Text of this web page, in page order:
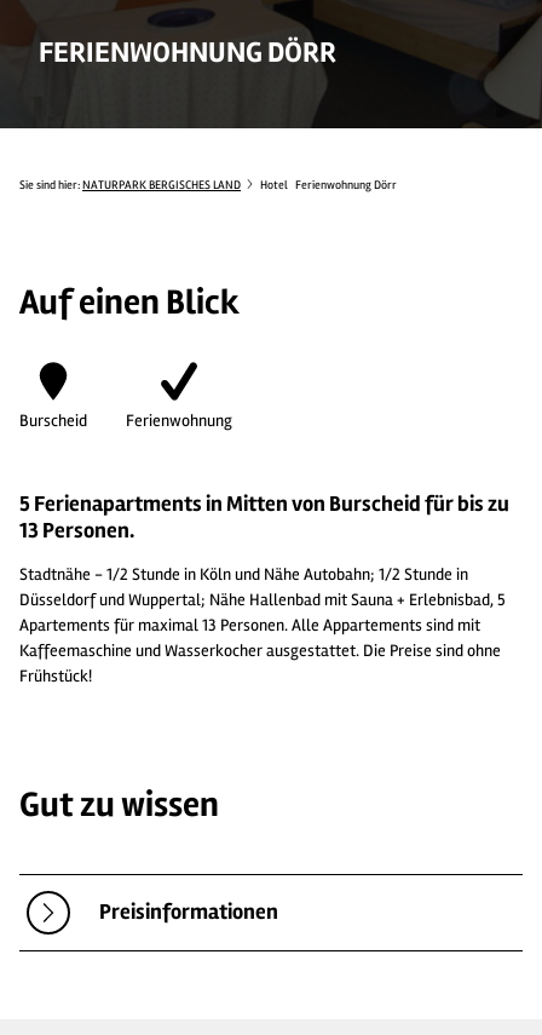
FERIENWOHNUNG DÖRR
Sie sind hier:NATURPARK BERGISCHES LAND Hotel Ferienwohnung Dörr
Auf einen Blick
Burscheid Ferienwohnung
5 Ferienapartments in Mitten von Burscheid für bis zu
13 Personen.
Stadtnähe - 1/2 Stunde in Köln und Nähe Autobahn; 1/2 Stunde in
Düsseldorf und Wuppertal; Nähe Hallenbad mit Sauna + Erlebnisbad, 5
Apartements für maximal 13 Personen. Alle Appartements sind mit
Kaffeemaschine und Wasserkocher ausgestattet. Die Preise sind ohne
Frühstück!
Gut zu wissen
Preisinformationen